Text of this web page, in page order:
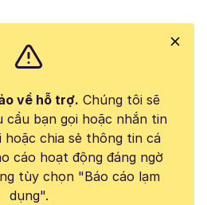
về hỗ trợ. Chúng tôi sẽ
cầu bạn gọi hoặc nhắn tin
hoặc chia sẻ thông tin cá
cáo hoạt động đáng ngờ
tùy chọn "Báo cáo lạm
dụng".